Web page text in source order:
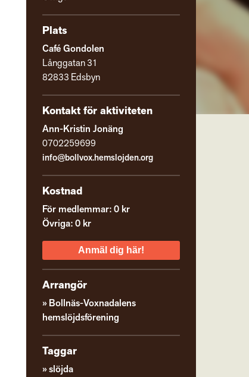
Plats
Café Gondolen
Långgatan 31
82833 Edsbyn
Kontakt för aktiviteten
Ann-Kristin Jonäng
0702259699
info@bollvox.hemslojden.org
Kostnad
För medlemmar: 0 kr
Övriga: 0 kr
Anmäl dig här!
Arrangör
Bollnäs-Voxnadalens
hemslöjdsförening
Taggar
slöjda